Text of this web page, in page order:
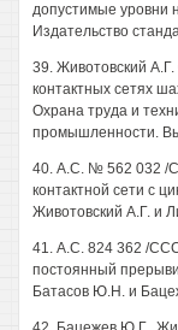
допустимые уровни
Издательство
39. Животовский
контактных сетях
Охрана труда и
промышленности.
40. А.С. № 562 032 /
контактной сети с
Животовский А.Г. и
41. А.С. 824 362 /
постоянный
Батасов Ю.Н. и